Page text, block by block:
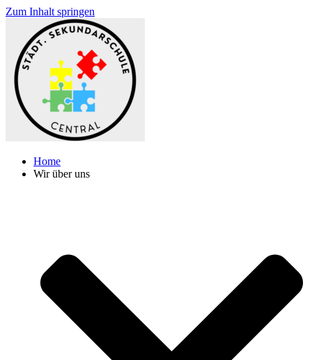
Zum Inhalt springen
Home
Wir über uns